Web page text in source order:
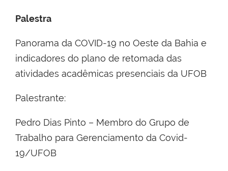
Palestra
Panorama da COVID-19 no Oeste da Bahia e
indicadores do plano de retomada das
atividades acadêmicas presenciais da UFOB
Palestrante:
Pedro Dias Pinto – Membro do Grupo de
Trabalho para Gerenciamento da Covid-
19/UFOB